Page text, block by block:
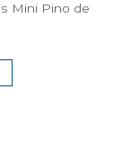
Mini Pino de